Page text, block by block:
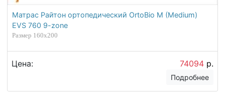
Матрас Райтон ортопедический OrtoBio M (Medium)
EVS 760 9-zone
Размер 160х200
Цена: 74094 р.
Подробнее